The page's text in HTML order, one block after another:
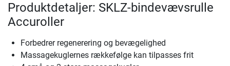
Produktdetaljer: SKLZ-bindevævsrulle
Accuroller
Forbedrer regenerering og bevægelighed
Massagekuglernes rækkefølge kan tilpasses frit